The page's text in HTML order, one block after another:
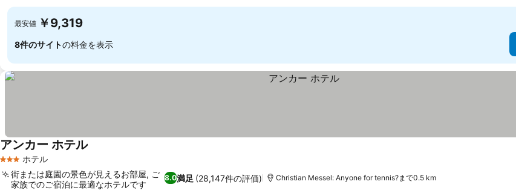
最安値 ￥9,319
8件のサイトの料金を表示
3 ホテルのランク
ホテル
アンカー ホテル
8.0満足 (28,147件の評価)
街または庭園の景色が見えるお部屋, ご
家族でのご宿泊に最適なホテルです
Christian Messel: Anyone for tennis?まで0.5 km